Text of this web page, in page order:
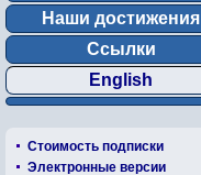
Наши достижения
Ссылки
English
Стоимость подписки
Электронные версии